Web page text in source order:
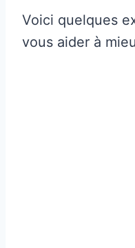
Voici quelques
vous aider à